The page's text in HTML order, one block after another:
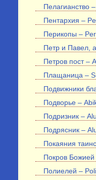
Пелагианство
Пентархия –
Перикопы –
Петр и Павел,
Петров пост –
Плащаница –
Подвижники
Подворье –
Подризник –
Подрясник –
Покаяния
Покров
Полиелей –